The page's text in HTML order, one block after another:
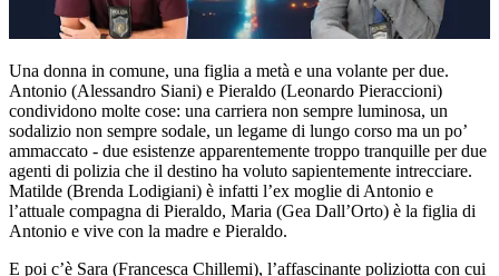
Una donna in comune, una figlia a metà e una volante per due.
Antonio (Alessandro Siani) e Pieraldo (Leonardo Pieraccioni)
condividono molte cose: una carriera non sempre luminosa, un
sodalizio non sempre sodale, un legame di lungo corso ma un po’
ammaccato - due esistenze apparentemente troppo tranquille per due
agenti di polizia che il destino ha voluto sapientemente intrecciare.
Matilde (Brenda Lodigiani) è infatti l’ex moglie di Antonio e
l’attuale compagna di Pieraldo, Maria (Gea Dall’Orto) è la figlia di
Antonio e vive con la madre e Pieraldo.
E poi c’è Sara (Francesca Chillemi), l’affascinante poliziotta con cui